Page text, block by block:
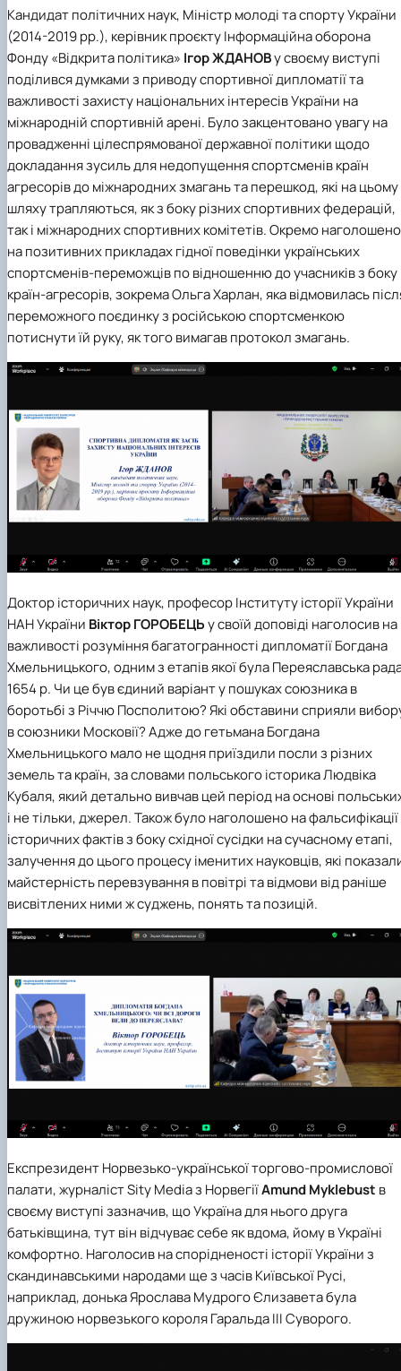
Кандидат політичних наук, Міністр молоді та спорту України
(2014-2019 рр.), керівник проєкту Інформаційна оборона
Фонду «Відкрита політика» Ігор ЖДАНОВу своєму виступі
поділився думками з приводу спортивної дипломатії та
важливості захисту національних інтересів України на
міжнародній спортивній арені. Було закцентовано увагу на
провадженні цілеспрямованої державної політики щодо
докладання зусиль для недопущення спортсменів країн
агресорів до міжнародних змагань та перешкод, які на цьому
шляху трапляються, як з боку різних спортивних федерацій,
так і міжнародних спортивних комітетів. Окремо наголошено
на позитивних прикладах гідної поведінки українських
спортсменів-переможців по відношенню до учасників з боку
країн-агресорів, зокрема Ольга Харлан, яка відмовилась
переможного поєдинку з російською спортсменкою
потиснути їй руку, як того вимагав протокол змагань.
Доктор історичних наук, професор Інституту історії України
НАН України Віктор ГОРОБЕЦЬу своїй доповіді наголосив на
важливості розуміння багатогранності дипломатії Богдана
Хмельницького, одним з етапів якої була Переяславська
1654 р. Чи це був єдиний варіант у пошуках союзника в
боротьбі з Річчю Посполитою? Які обставини сприяли
в союзники Московії? Адже до гетьмана Богдана
Хмельницького мало не щодня приїздили посли з різних
земель та країн, за словами польського історика Людвіка
Кубаля, який детально вивчав цей період на основі
і не тільки, джерел. Також було наголошено на фальсифікації
історичних фактів з боку східної сусідки на сучасному етапі,
залучення до цього процесу іменитих науковців, які
майстерність перевзування в повітрі та відмови від раніше
висвітлених ними ж суджень, понять та позицій.
Експрезидент Норвезько-української торгово-промислової
палати, журналіст Sity Media з НорвегіїAmund Myklebust в
своєму виступі зазначив, що Україна для нього друга
батьківщина, тут він відчуває себе як вдома, йому в Україні
комфортно. Наголосив на спорідненості історії України з
скандинавськими народами ще з часів Київської Русі,
наприклад, донька Ярослава Мудрого Єлизавета була
дружиною норвезького короля Гаральда III Суворого.